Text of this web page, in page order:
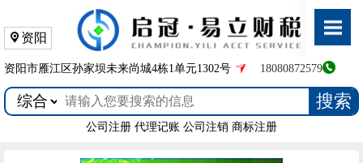
资阳
资阳市雁江区孙家坝未来尚城4栋1单元1302号 18080872579
搜索
公司注册 代理记账 公司注销 商标注册